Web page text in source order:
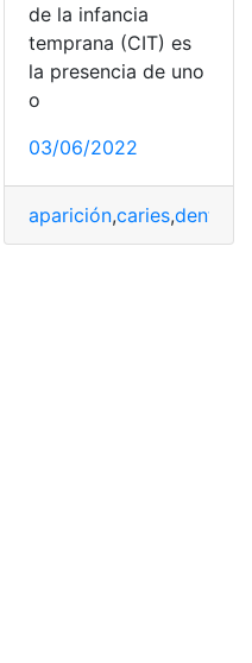
Transmisión
de la infancia
temprana (CIT) es
la presencia de uno
o
03/06/2022
aparición,caries,